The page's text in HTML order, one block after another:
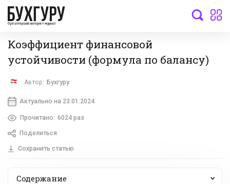
бухгалтерский интернет-журнал
Коэффициент финансовой
устойчивости (формула по балансу)
Автор: Бухгуру
Актуально на 23.01.2024
Прочитано: 6024 раз
Поделиться
Сохранить статью
Содержание